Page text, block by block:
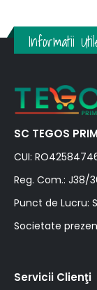
Informatii
SC TEGOS
CUI:
Reg. Com.: J38/
Punct de Lucru:
Societate
Servicii Clienţi